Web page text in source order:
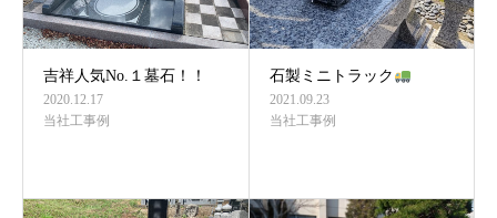
吉祥人気No.１墓石！！
2020.12.17
当社工事例
石製ミニトラック
2021.09.23
当社工事例